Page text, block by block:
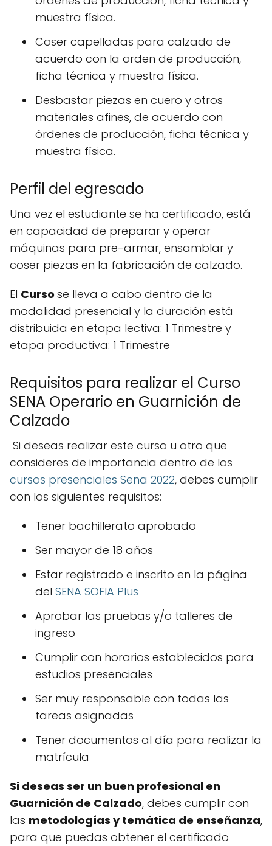
muestra física.
Coser capelladas para calzado de
acuerdo con la orden de producción,
ficha técnica y muestra física.
Desbastar piezas en cuero y otros
materiales afines, de acuerdo con
órdenes de producción, ficha técnica y
muestra física.
Perfil del egresado
Una vez el estudiante se ha certificado, está
en capacidad de preparar y operar
máquinas para pre-armar, ensamblar y
coser piezas en la fabricación de calzado.
El Curso se lleva a cabo dentro de la
modalidad presencial y la duración está
distribuida en etapa lectiva: 1 Trimestre y
etapa productiva: 1 Trimestre
Requisitos para realizar el Curso
SENA Operario en Guarnición de
Calzado
Si deseas realizar este curso u otro que
consideres de importancia dentro de los
cursos presenciales Sena 2022, debes cumplir
con los siguientes requisitos:
Tener bachillerato aprobado
Ser mayor de 18 años
Estar registrado e inscrito en la página
del SENA SOFIA Plus
Aprobar las pruebas y/o talleres de
ingreso
Cumplir con horarios establecidos para
estudios presenciales
Ser muy responsable con todas las
tareas asignadas
Tener documentos al día para realizar la
matrícula
Si deseas ser un buen profesional en
Guarnición de Calzado, debes cumplir con
las metodologías y temática de enseñanza,
para que puedas obtener el certificado